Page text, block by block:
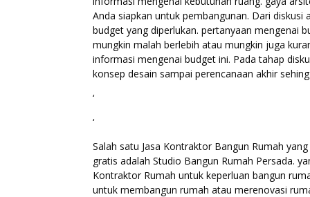
Anda siapkan untuk pembangunan. Dari
budget yang diperlukan. pertanyaan mengenai
mungkin malah berlebih atau mungkin juga
informasi mengenai budget ini. Pada tahap
konsep desain sampai perencanaan akhir
‘
‘
Salah satu Jasa Kontraktor Bangun Rumah
gratis adalah Studio Bangun Rumah Persada.
Kontraktor Rumah untuk keperluan bangun
untuk membangun rumah atau merenovasi